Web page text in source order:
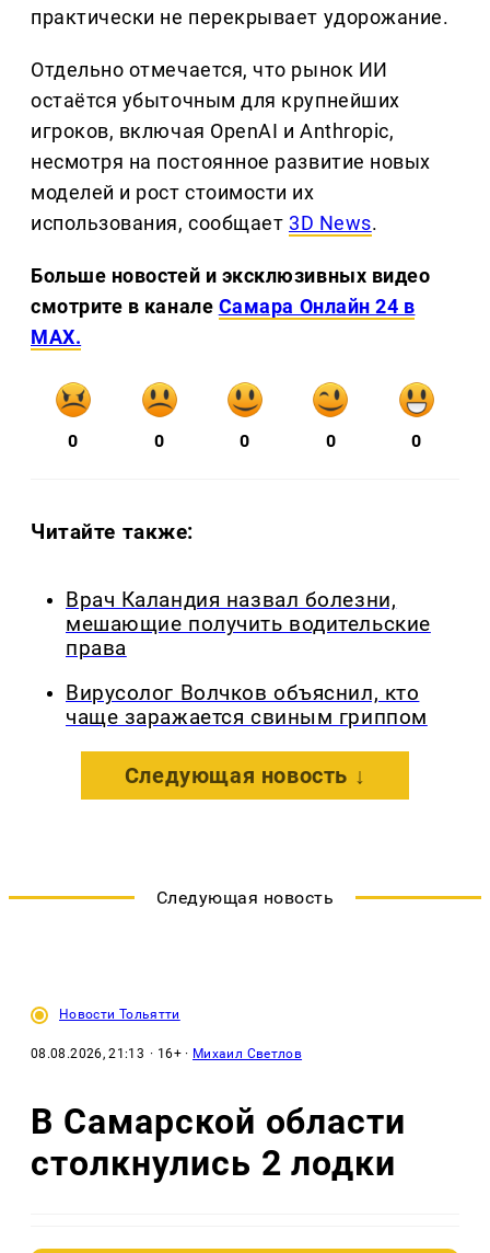
практически не перекрывает удорожание.
Отдельно отмечается, что рынок ИИ
остаётся убыточным для крупнейших
игроков, включая OpenAI и Anthropic,
несмотря на постоянное развитие новых
моделей и рост стоимости их
использования, сообщает 3D News.
Больше новостей и эксклюзивных видео
смотрите в канале Самара Онлайн 24 в
MAX.
0 0 0 0 0
Читайте также:
Врач Каландия назвал болезни,
мешающие получить водительские
права
Вирусолог Волчков объяснил, кто
чаще заражается свиным гриппом
Следующая новость ↓
Следующая новость
Новости Тольятти
08.08.2026, 21:13 · 16+ · Михаил Светлов
В Самарской области
столкнулись 2 лодки